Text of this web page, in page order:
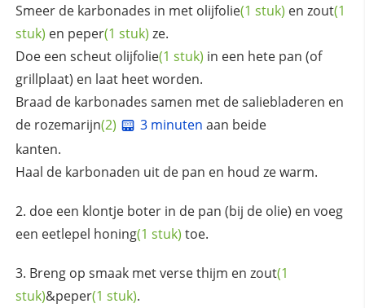
Smeer de karbonades in met olijfolie(1 stuk) en zout(1
stuk) en peper(1 stuk) ze.
Doe een scheut olijfolie(1 stuk) in een hete pan (of
grillplaat) en laat heet worden.
Braad de karbonades samen met de saliebladeren en
de rozemarijn(2) 3 minuten aan beide
kanten.
Haal de karbonaden uit de pan en houd ze warm.
doe een klontje boter in de pan (bij de olie) en voeg
een eetlepel honing(1 stuk) toe.
Breng op smaak met verse thijm en zout(1
stuk)&peper(1 stuk).